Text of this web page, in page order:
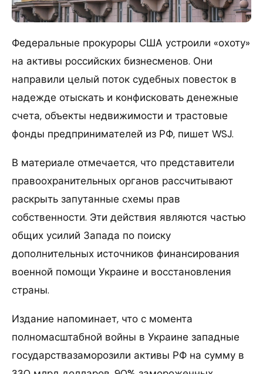
Федеральные прокуроры США устроили «охоту»
на активы российских бизнесменов. Они
направили целый поток судебных повесток в
надежде отыскать и конфисковать денежные
счета, объекты недвижимости и трастовые
фонды предпринимателей из РФ, пишет WSJ.
В материале отмечается, что представители
правоохранительных органов рассчитывают
раскрыть запутанные схемы прав
собственности. Эти действия являются частью
общих усилий Запада по поиску
дополнительных источников финансирования
военной помощи Украине и восстановления
страны.
Издание напоминает, что с момента
полномасштабной войны в Украине западные
государствазаморозили активы РФ на сумму в